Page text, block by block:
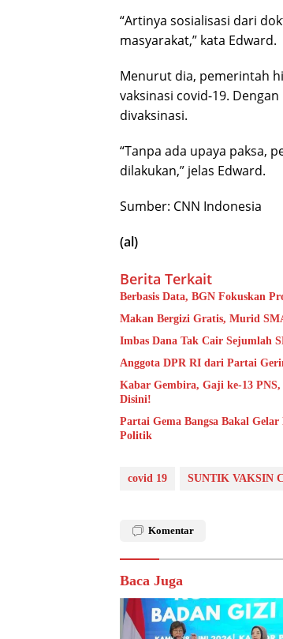
“Artinya sosialisasi dari
masyarakat,” kata Edward.
Menurut dia, pemerintah
vaksinasi covid-19.
divaksinasi.
“Tanpa ada upaya paksa,
dilakukan,” jelas Edward.
Sumber: CNN Indonesia
(al)
Berita Terkait
Berbasis Data, BGN Fokuskan
Makan Bergizi Gratis, Murid
Imbas Dana Tak Cair Sejumlah
Anggota DPR RI dari Partai
Kabar Gembira, Gaji ke-13
Disini!
Partai Gema Bangsa Bakal
Politik
covid 19 SUNTIK VAKSIN
Komentar
Baca Juga